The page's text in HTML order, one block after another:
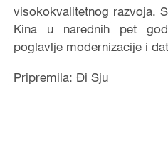
visokokvalitetnog razvoja.
Kina u narednih pet
poglavlje modernizacije i
Pripremila: Đi Sju